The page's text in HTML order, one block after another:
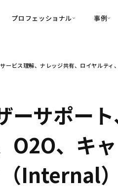
育成
盤
プロフェッショナル
・Customer-Led Growth
事例
ービス理解、ナレッジ共有、ロイヤルテ
ーサポー
O2O、キ
Internal